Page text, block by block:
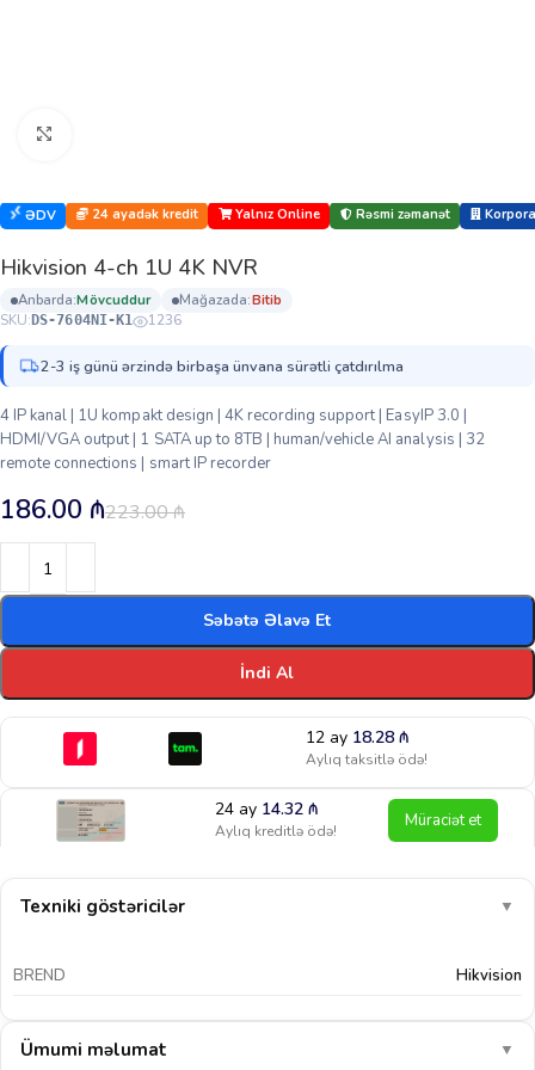
ƏDV 24 ayadək kredit Yalnız Online Rəsmi zəmanət
Hikvision 4-ch 1U 4K NVR
anbarda: mövcuddur mağazada:
bi̇ti̇b
SKU: DS-7604NI-K1 1236
2-3 iş günü ərzində birbaşa ünvana sürətli çatdırılma
4 IP kanal | 1U kompakt design | 4K recording support | EasyIP 3.0 |
HDMI/VGA output | 1 SATA up to 8TB | human/vehicle AI analysis | 32
remote connections | smart IP recorder
223.00₼
186.00 ₼
Səbətə Əlavə Et
İndi Al
12 ay 18.28 ₼
Aylıq taksitlə ödə!
24 ay 14.32₼
Aylıq kreditlə ödə! Müraciət et
Texniki göstəricilər ▼
BREND Hikvision
Ümumi məlumat ▼